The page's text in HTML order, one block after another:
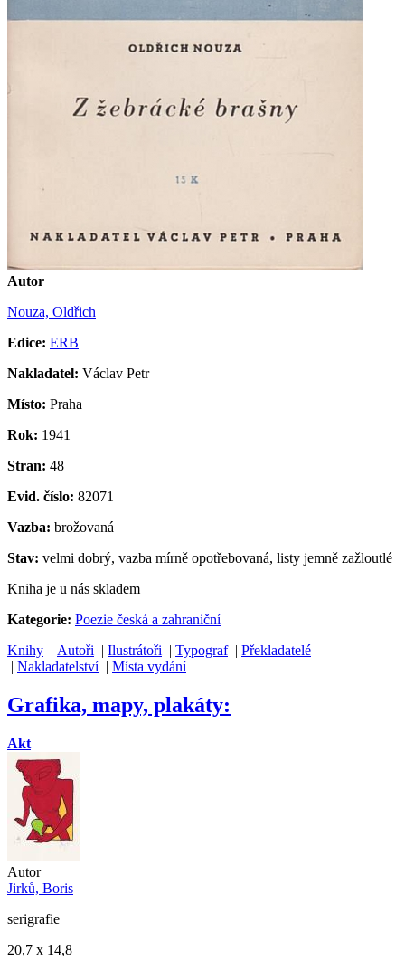
Autor
Nouza, Oldřich
Edice: ERB
Nakladatel: Václav Petr
Místo: Praha
Rok: 1941
Stran: 48
Evid. číslo: 82071
Vazba: brožovaná
Stav: velmi dobrý, vazba mírně opotřebovaná, listy jemně zažloutlé
Kniha je u nás skladem
Kategorie: Poezie česká a zahraniční
Knihy | Autoři | Ilustrátoři | Typograf| Překladatelé
| Nakladatelství| Místa vydání
Grafika, mapy, plakáty:
Akt
Autor
Jirků, Boris
serigrafie
20,7 x 14,8